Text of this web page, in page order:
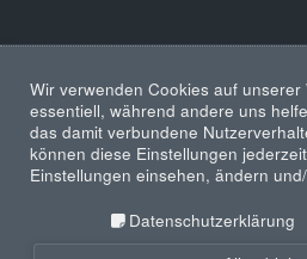
Wir verwenden Cookies auf unserer
essentiell, während andere uns
das damit verbundene
können diese Einstellungen
Einstellungen einsehen, ändern
Datenschutzerklärung